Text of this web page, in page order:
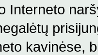
Interneto
kavinėse,